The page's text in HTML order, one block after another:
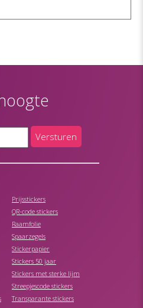
Versturen
Prijsstickers
QR-code stickers
Raamfolie
Spaarzegels
Stickerpapier
Stickers 50 jaar
Stickers met sterke lijm
Streepjescode stickers
Transparante stickers